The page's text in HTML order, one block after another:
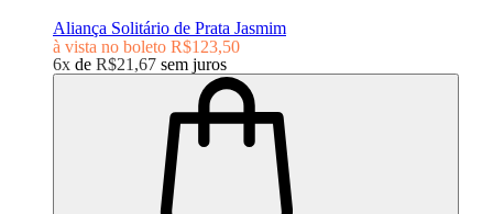
Aliança Solitário de Prata Jasmim
à vista no boleto R$123,50
6x de R$21,67 sem juros